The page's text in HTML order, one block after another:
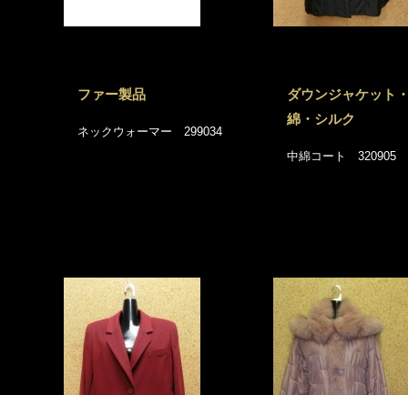
ファー製品
ネックウォーマー 299034
ダウンジャケット
綿・シルク
中綿コート 320905